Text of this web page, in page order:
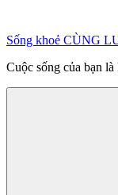
phần
dung
Sống khoẻ CÙNG
Cuộc sống của bạn